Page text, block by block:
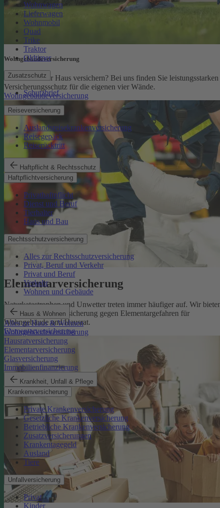
Wohnwagen
Lieferwagen
Wohnmobil
Quad
Trike
Traktor
Oldtimer
Zusatzschutz
Schutzbrief
Reiseversicherung
Auslandsreisekrankenversicherung
Reisegepäck
Reiserücktritt
Haftpflicht & Rechtsschutz
Haftpflichtversicherung
Privathaftpflicht
Dienst und Beruf
Tierhalter
Haus und Bau
Rechtsschutzversicherung
Alles zur Rechtsschutzversicherung
Privat, Beruf und Verkehr
Privat und Beruf
Verkehr
Wohnen und Gebäude
Haus & Wohnen
Alles zu Haus & Wohnen
Wohngebäudeversicherung
Hausratversicherung
Elementarversicherung
Glasversicherung
Immobilienfinanzierung
Krankheit, Unfall & Pflege
Krankenversicherung
Private Krankenversicherung
Gesetzliche Krankenversicherung
Betriebliche Krankenversicherung
Zusatzversicherungen
Krankentagegeld
Ausland
Tiere
Unfallversicherung
Privat
Kinder
Wohngebäude­versicherung
Sie möchten Ihr Haus versichern? Bei uns finden Sie leistungsstarken
Versicherungsschutz für die eigenen vier Wände.
Wohngebäudeversicherung
Elementarversicherung
Naturkatastrophen und Unwetter treten immer häufiger auf. Wir
eine zuverlässige Absicherung gegen Elementargefahren für
Wohngebäude und Hausrat.
Elementarversicherung